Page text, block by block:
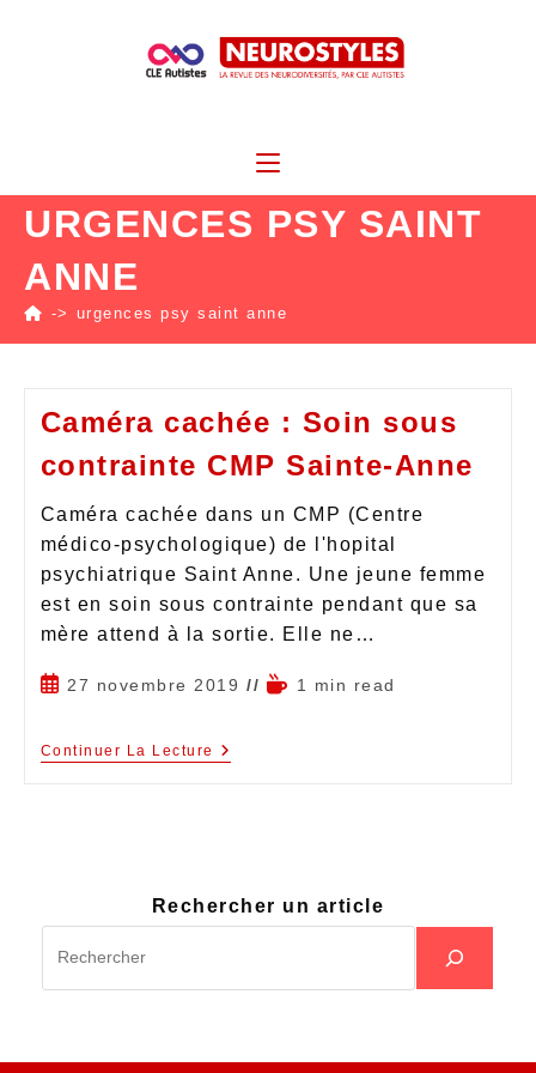
URGENCES PSY SAINT
ANNE
-> urgences psy saint anne
Caméra cachée : Soin sous
contrainte CMP Sainte-Anne
Caméra cachée dans un CMP (Centre
médico-psychologique) de l'hopital
psychiatrique Saint Anne. Une jeune femme
est en soin sous contrainte pendant que sa
mère attend à la sortie. Elle ne…
27 novembre 2019 1 min read
Continuer La Lecture
Rechercher un article